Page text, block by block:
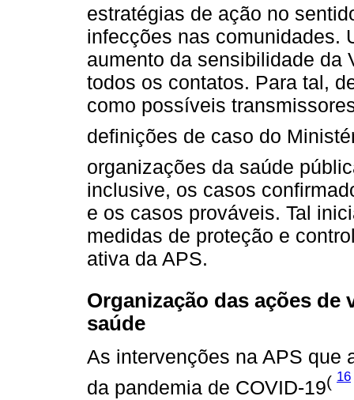
estratégias de ação no
infecções nas comunidades.
aumento da sensibilidade da
todos os contatos. Para tal,
como possíveis
definições de caso do
organizações da saúde
inclusive, os casos
e os casos prováveis. Tal
medidas de proteção e
ativa da APS.
Organização das ações de
saúde
As intervenções na APS que
da pandemia de COVID-19( 16